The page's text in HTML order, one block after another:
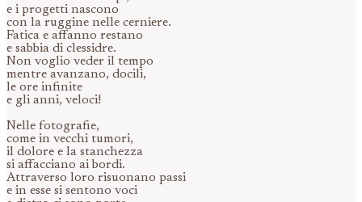
e i progetti nascono
con la ruggine nelle cerniere.
Fatica e affanno restano
e sabbia di clessidre.
Non voglio veder il tempo
mentre avanzano, docili,
le ore infinite
e gli anni, veloci!
Nelle fotografie,
come in vecchi tumori,
il dolore e la stanchezza
si affacciano ai bordi.
Attraverso loro risuonano passi
e in esse si sentono voci